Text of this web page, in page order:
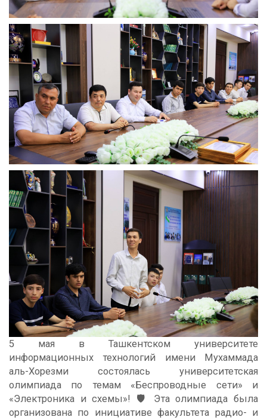
5 мая в Ташкентском университете
информационных технологий имени Мухаммада
аль-Хорезми состоялась университетская
олимпиада по темам «Беспроводные сети» и
«Электроника и схемы»! 🛡 Эта олимпиада была
организована по инициативе факультета радио- и